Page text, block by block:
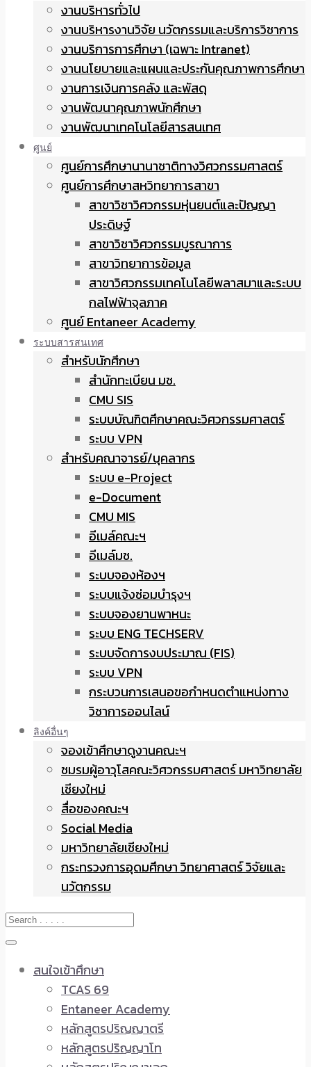
งานบริหารทั่วไป
งานบริหารงานวิจัย นวัตกรรมและบริการวิชาการ
งานบริการการศึกษา (เฉพาะ Intranet)
งานนโยบายและแผนและประกันคุณภาพการศึกษา
งานการเงินการคลัง และพัสดุ
งานพัฒนาคุณภาพนักศึกษา
งานพัฒนาเทคโนโลยีสารสนเทศ
ศูนย์
ศูนย์การศึกษานานาชาติทางวิศวกรรมศาสตร์
ศูนย์การศึกษาสหวิทยาการสาขา
สาขาวิชาวิศวกรรมหุ่นยนต์และปัญญา
ประดิษฐ์
สาขาวิชาวิศวกรรมบูรณาการ
สาขาวิทยาการข้อมูล
สาขาวิศวกรรมเทคโนโลยีพลาสมาและระบบ
กลไฟฟ้าจุลภาค
ศูนย์ Entaneer Academy
ระบบสารสนเทศ
สำหรับนักศึกษา
สำนักทะเบียน มช.
CMU SIS
ระบบบัณฑิตศึกษาคณะวิศวกรรมศาสตร์
ระบบ VPN
สำหรับคณาจารย์/บุคลากร
ระบบ e-Project
e-Document
CMU MIS
อีเมล์คณะฯ
อีเมล์มช.
ระบบจองห้องฯ
ระบบแจ้งซ่อมบำรุงฯ
ระบบจองยานพาหนะ
ระบบ ENG TECHSERV
ระบบจัดการงบประมาณ (FIS)
ระบบ VPN
กระบวนการเสนอขอกำหนดตำแหน่งทาง
วิชาการออนไลน์
ลิงค์อื่นๆ
จองเข้าศึกษาดูงานคณะฯ
ชมรมผู้อาวุโสคณะวิศวกรรมศาสตร์ มหาวิทยาลัย
เชียงใหม่
สื่อของคณะฯ
Social Media
มหาวิทยาลัยเชียงใหม่
กระทรวงการอุดมศึกษา วิทยาศาสตร์ วิจัยและ
นวัตกรรม
สนใจเข้าศึกษา
TCAS 69
Entaneer Academy
หลักสูตรปริญญาตรี
หลักสูตรปริญญาโท